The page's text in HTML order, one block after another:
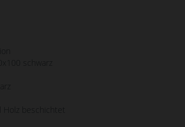
schwarz
Holz beschichtet